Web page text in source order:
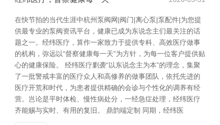
在快节拍的当代生涯中杭州泵阀网|阀门|离心泵|泵配件|为您提
供最专业的泵阀资讯平台，健康已成为东说念主们最关注的话
题之一。经纬医疗，算作一家致力于提供专科、高效医疗做事
的机构，弥远以“督察健康每一天”为方针，为每一位客户提供贴
心的健康保险。 经纬医疗剿袭“以东说念主为本”的理念，集聚
了一批警戒丰富的医疗众人和高修养的做事团队，依托先进的
医疗开荒和时代，为患者提供精确的会诊与个性化的调养有经
营。岂论是平时体检、慢性病处分，一经急症处理，经纬医疗
齐能赐与实时、有用的复旧。 鼎韵端定制 同期，经纬医